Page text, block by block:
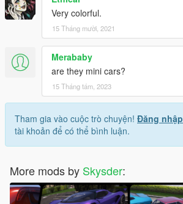
Very colorful.
15 Tháng mười, 2021
Merababy
are they mini cars?
15 Tháng tám, 2023
Tham gia vào cuộc trò chuyện! Đăng nhập
tài khoản để có thể bình luận.
More mods by Skysder: